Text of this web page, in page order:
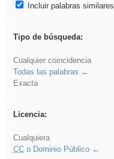
Incluir palabras similares
Tipo de búsqueda:
Cualquier coincidencia
Todas las palabras
Exacta
Licencia:
Cualquiera
CCo Dominio Público